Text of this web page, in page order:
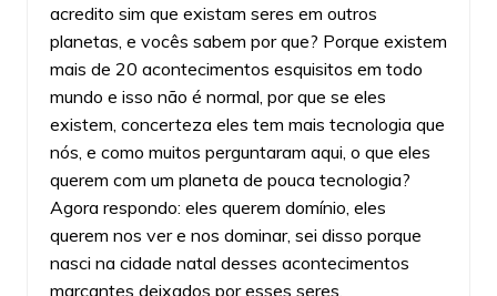
acredito sim que existam seres em outros
planetas, e vocês sabem por que? Porque existem
mais de 20 acontecimentos esquisitos em todo
mundo e isso não é normal, por que se eles
existem, concerteza eles tem mais tecnologia que
nós, e como muitos perguntaram aqui, o que eles
querem com um planeta de pouca tecnologia?
Agora respondo: eles querem domínio, eles
querem nos ver e nos dominar, sei disso porque
nasci na cidade natal desses acontecimentos
marcantes deixados por esses seres.